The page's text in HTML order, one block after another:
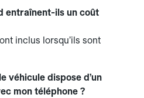
entraînent-ils un coût
inclus lorsqu’ils sont
véhicule dispose d’un
mon téléphone ?